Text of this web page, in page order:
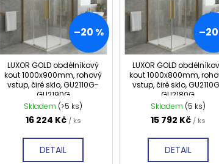
p
o
d
u
i
s
p
o
–20 %
LUXOR GOLD obdélníkový
kout 1000x900mm, rohový
vstup, čiré sklo, GU2110G-
GU2190G
Skladem (>5 ks)
16 224 Kč / ks
DETAIL
LUXOR GOLD
kout 1000x800mm,
vstup, čiré sklo,
GU2180G
Skladem (5 ks)
15 792 Kč / ks
DETAIL